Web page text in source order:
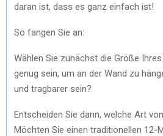
daran ist, dass es ganz einfach ist!
So fangen Sie an:
Wählen Sie zunächst die Größe
genug sein, um an der Wand zu
und tragbarer sein?
Entscheiden Sie dann, welche Art
Möchten Sie einen traditionellen 12-